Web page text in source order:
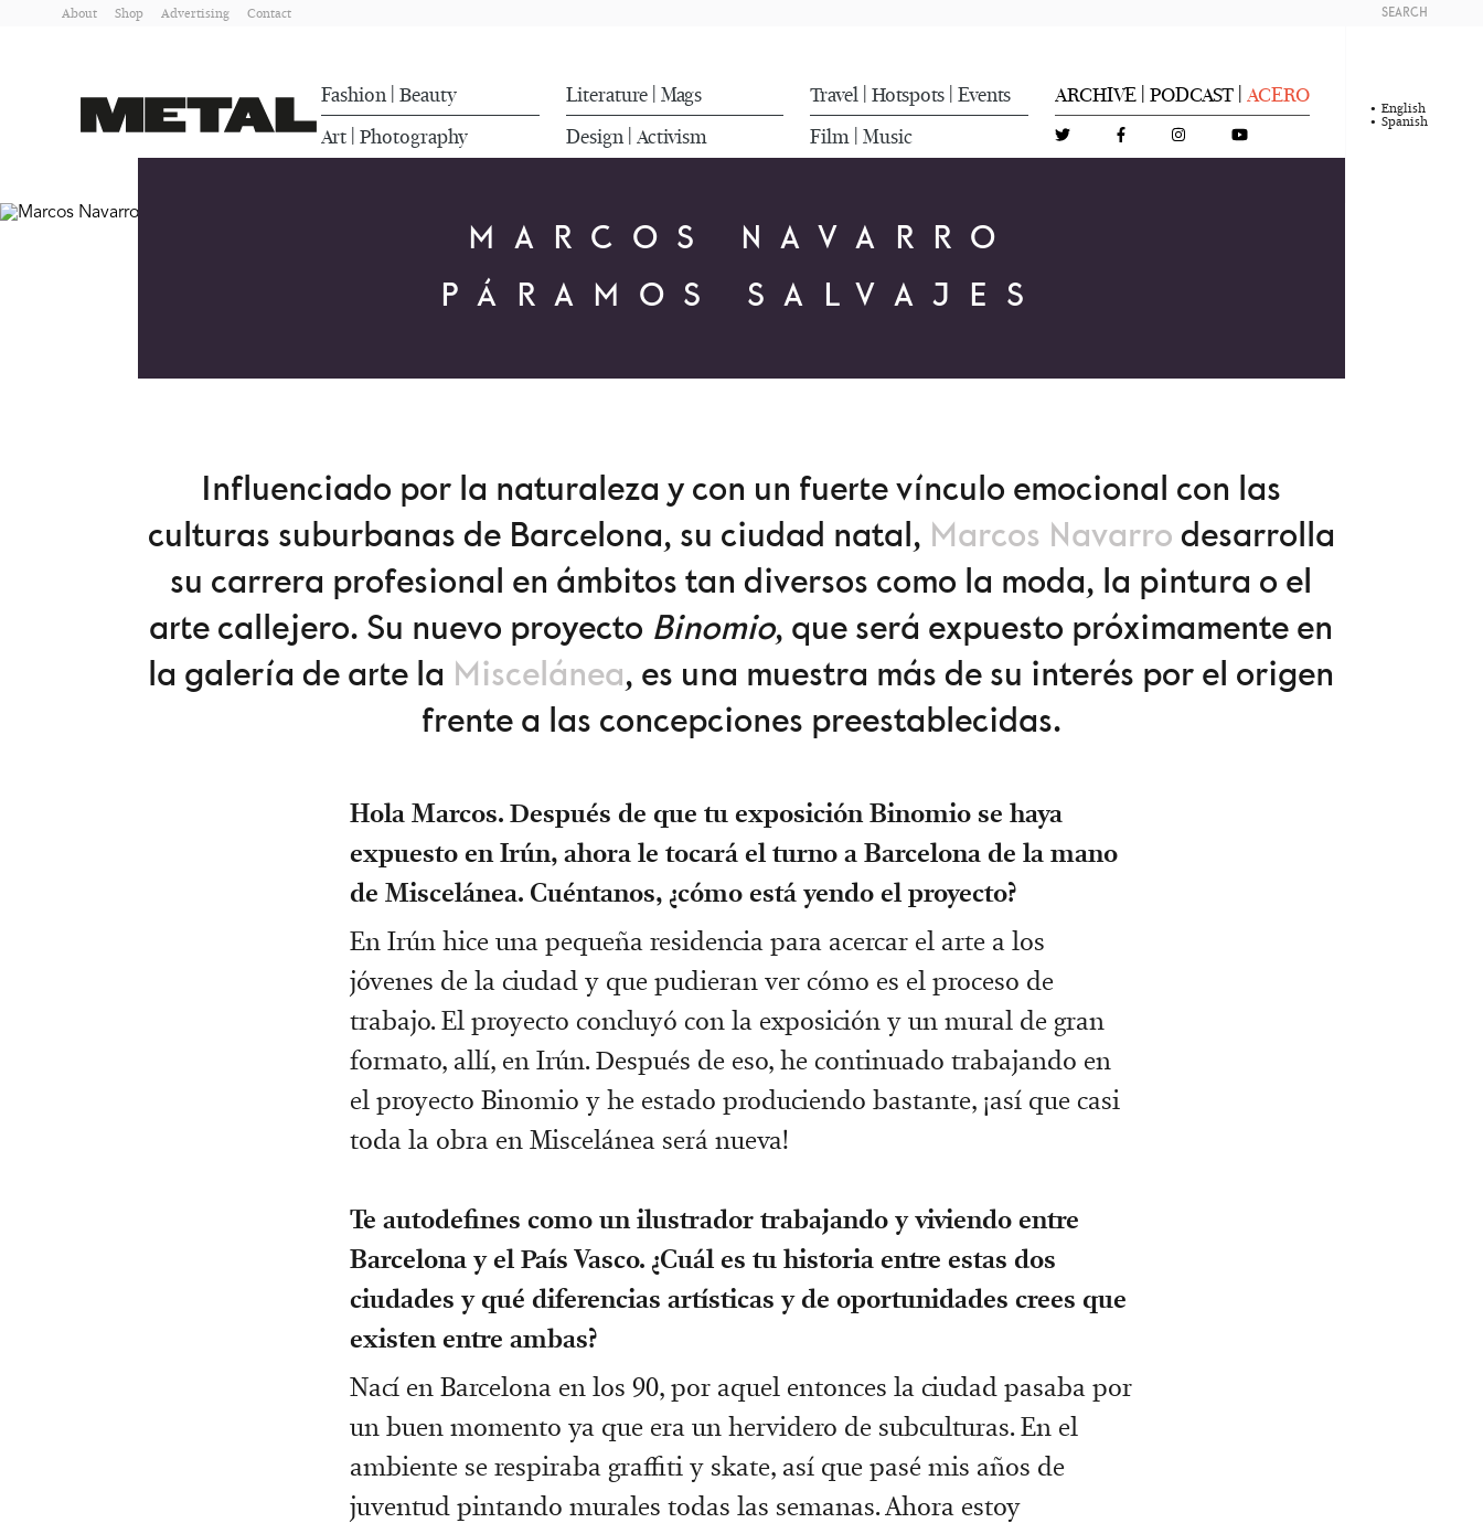
About Shop Advertising Contact
Fashion Beauty Literature Mags Travel Hotspots Events ARCHIVE PODCAST ACERO
Art Photography Design Activism Film Music
SEARCH
English
Spanish
MARCOS NAVARRO
PÁRAMOS SALVAJES
Influenciado por la naturaleza y con un fuerte vínculo emocional con las
culturas suburbanas de Barcelona, su ciudad natal, Marcos Navarro desarrolla
su carrera profesional en ámbitos tan diversos como la moda, la pintura o el
arte callejero. Su nuevo proyecto Binomio, que será expuesto próximamente en
la galería de arte la Miscelánea, es una muestra más de su interés por el origen
frente a las concepciones preestablecidas.
Hola Marcos. Después de que tu exposición Binomio se haya
expuesto en Irún, ahora le tocará el turno a Barcelona de la mano
de Miscelánea. Cuéntanos, ¿cómo está yendo el proyecto?
En Irún hice una pequeña residencia para acercar el arte a los
jóvenes de la ciudad y que pudieran ver cómo es el proceso de
trabajo. El proyecto concluyó con la exposición y un mural de gran
formato, allí, en Irún. Después de eso, he continuado trabajando en
el proyecto Binomio y he estado produciendo bastante, ¡así que casi
toda la obra en Miscelánea será nueva!
Te autodefines como un ilustrador trabajando y viviendo entre
Barcelona y el País Vasco. ¿Cuál es tu historia entre estas dos
ciudades y qué diferencias artísticas y de oportunidades crees que
existen entre ambas?
Nací en Barcelona en los 90, por aquel entonces la ciudad pasaba por
un buen momento ya que era un hervidero de subculturas. En el
ambiente se respiraba graffiti y skate, así que pasé mis años de
juventud pintando murales todas las semanas. Ahora estoy